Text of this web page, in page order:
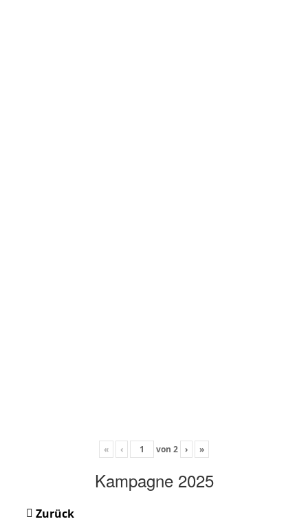
« ‹ von 2 › »
Kampagne 2025
Zurück